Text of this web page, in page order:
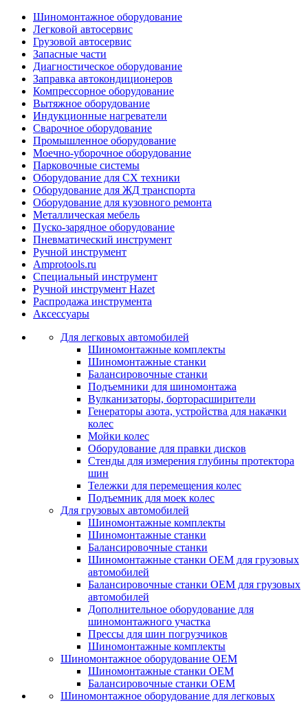
Шиномонтажное оборудование
Легковой автосервис
Грузовой автосервис
Запасные части
Диагностическое оборудование
Заправка автокондиционеров
Компрессорное оборудование
Вытяжное оборудование
Индукционные нагреватели
Сварочное оборудование
Промышленное оборудование
Моечно-уборочное оборудование
Парковочные системы
Оборудование для СХ техники
Оборудование для ЖД транспорта
Оборудование для кузовного ремонта
Металлическая мебель
Пуско-зарядное оборудование
Пневматический инструмент
Ручной инструмент
Amprotools.ru
Специальный инструмент
Ручной инструмент Hazet
Распродажа инструмента
Аксессуары
Для легковых автомобилей
Шиномонтажные комплекты
Шиномонтажные станки
Балансировочные станки
Подъемники для шиномонтажа
Вулканизаторы, борторасширители
Генераторы азота, устройства для накачки
колес
Мойки колес
Оборудование для правки дисков
Стенды для измерения глубины протектора
шин
Тележки для перемещения колес
Подъемник для моек колеc
Для грузовых автомобилей
Шиномонтажные комплекты
Шиномонтажные станки
Балансировочные станки
Шиномонтажные станки ОЕМ для грузовых
автомобилей
Балансировочные станки ОЕМ для грузовых
автомобилей
Дополнительное оборудование для
шиномонтажного участка
Прессы для шин погрузчиков
Шиномонтажные комплекты
Шиномонтажное оборудование ОЕМ
Шиномонтажные станки ОЕМ
Балансировочные станки ОЕМ
Шиномонтажное оборудование для легковых